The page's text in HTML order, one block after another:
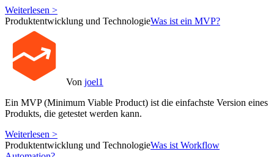
Weiterlesen >
Produktentwicklung und TechnologieWas ist ein MVP?
Von joel1
Ein MVP (Minimum Viable Product) ist die einfachste Version eines
Produkts, die getestet werden kann.
Weiterlesen >
Produktentwicklung und TechnologieWas ist Workflow